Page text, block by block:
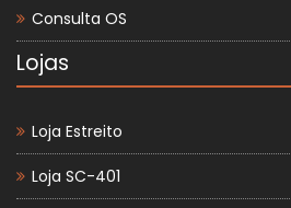
Consulta OS
Lojas
Loja Estreito
Loja SC-401